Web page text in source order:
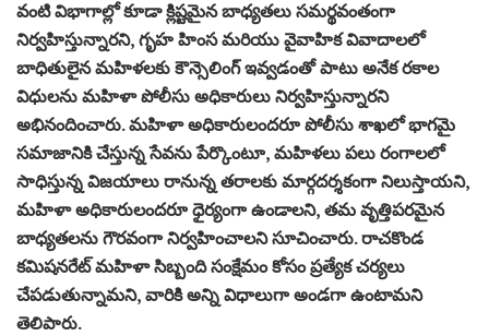
వంటి విభాగాల్లో కూడా క్లిష్టమైన బాధ్యతలు సమర్థవంతంగా
నిర్వహిస్తున్నారని, గృహ హింస మరియు వైవాహిక వివాదాలలో
బాధితులైన మహిళలకు కౌన్సెలింగ్ ఇవ్వడంతో పాటు అనేక రకాల
విధులను మహిళా పోలీసు అధికారులు నిర్వహిస్తున్నారని
అభినందించారు. మహిళా అధికారులందరూ పోలీసు శాఖలో భాగమై
సమాజానికి చేస్తున్న సేవను పేర్కొంటూ, మహిళలు పలు రంగాలలో
సాధిస్తున్న విజయాలు రానున్న తరాలకు మార్గదర్శకంగా నిలుస్తాయని,
మహిళా అధికారులందరూ ధైర్యంగా ఉండాలని, తమ వృత్తిపరమైన
బాధ్యతలను గౌరవంగా నిర్వహించాలని సూచించారు. రాచకొండ
కమిషనరేట్ మహిళా సిబ్బంది సంక్షేమం కోసం ప్రత్యేక చర్యలు
చేపడుతున్నామని, వారికి అన్ని విధాలుగా అండగా ఉంటామని
తెలిపారు.